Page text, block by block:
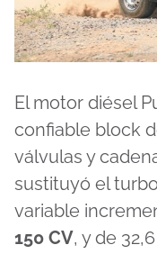
El motor diésel
confiable block
válvulas y
sustituyó el
variable
150 CV, y de